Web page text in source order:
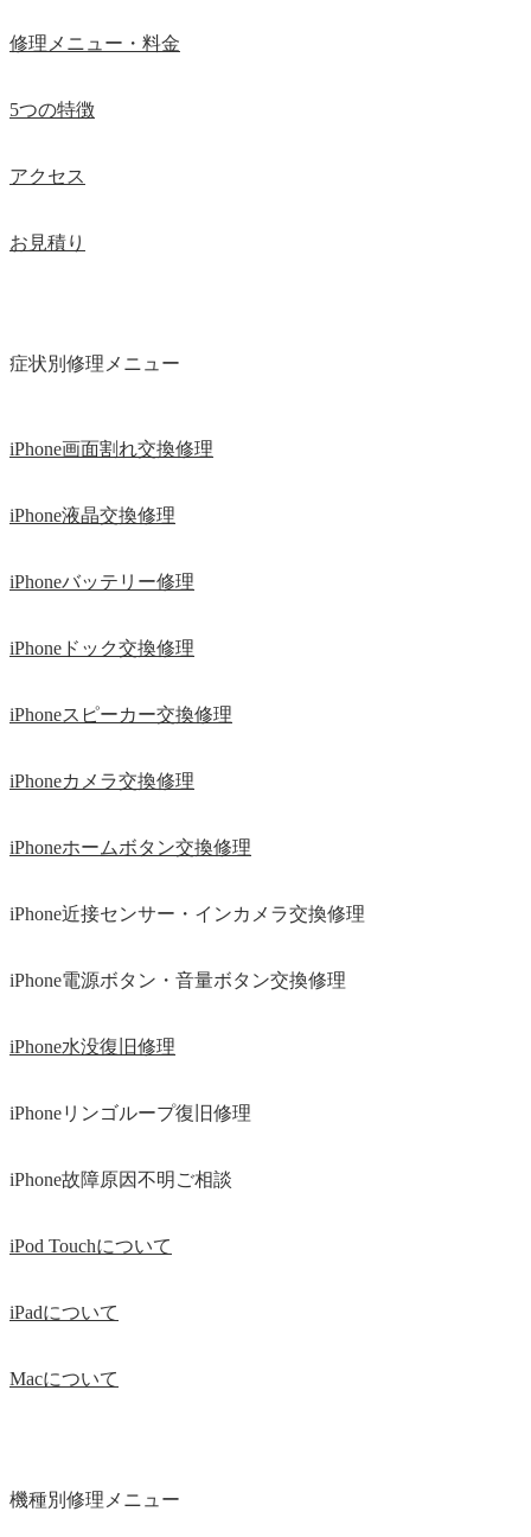
修理メニュー・料金
5つの特徴
アクセス
お見積り
症状別修理メニュー
iPhone画面割れ交換修理
iPhone液晶交換修理
iPhoneバッテリー修理
iPhoneドック交換修理
iPhoneスピーカー交換修理
iPhoneカメラ交換修理
iPhoneホームボタン交換修理
iPhone近接センサー・インカメラ交換修理
iPhone電源ボタン・音量ボタン交換修理
iPhone水没復旧修理
iPhoneリンゴループ復旧修理
iPhone故障原因不明ご相談
iPod Touchについて
iPadについて
Macについて
機種別修理メニュー